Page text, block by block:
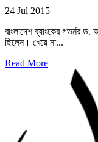
24 Jul 2015
বাংলাদেশ ব্যাংকের গভর্নর
ছিলেন। খেয়ে না...
Read More